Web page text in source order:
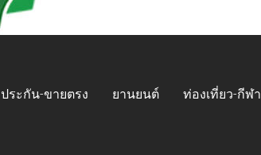
ประกัน-ขายตรง ยานยนต์ ท่องเที่ยว-กีฬา